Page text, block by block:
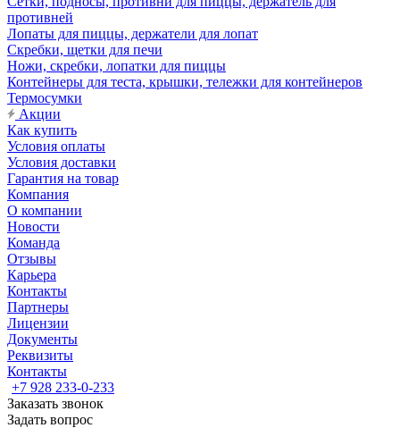
противней
Лопаты для пиццы, держатели для лопат
Скребки, щетки для печи
Ножи, скребки, лопатки для пиццы
Контейнеры для теста, крышки, тележки для контейнеров
Термосумки
Акции
Как купить
Условия оплаты
Условия доставки
Гарантия на товар
Компания
О компании
Новости
Команда
Отзывы
Карьера
Контакты
Партнеры
Лицензии
Документы
Реквизиты
Контакты
+7 928 233-0-233
Заказать звонок
Задать вопрос